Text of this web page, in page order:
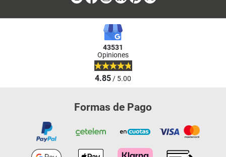
43531
Opiniones
4.85/ 5.00
Formas de Pago